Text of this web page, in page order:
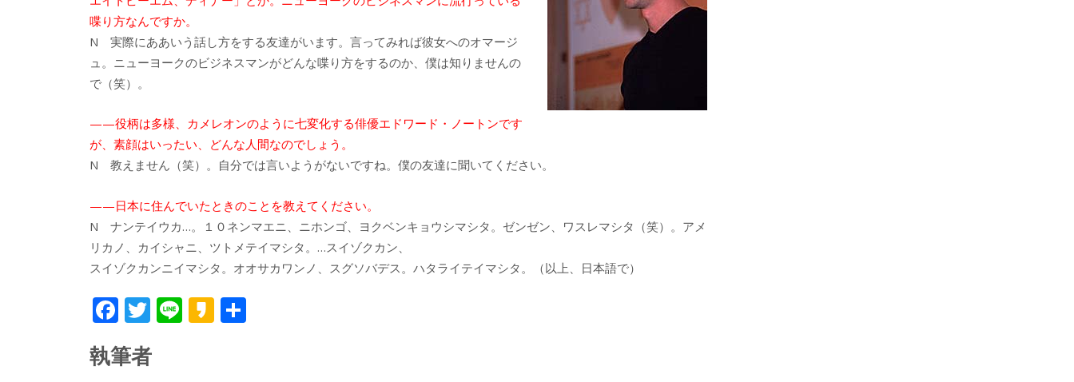
喋り方なんですか。
N 実際にああいう話し方をする友達がいます。言ってみれば彼女へのオマージ
ュ。ニューヨークのビジネスマンがどんな喋り方をするのか、僕は知りませんの
で（笑）。
——役柄は多様、カメレオンのように七変化する俳優エドワード・ノートンです
が、素顔はいったい、どんな人間なのでしょう。
N 教えません（笑）。自分では言いようがないですね。僕の友達に聞いてください。
——日本に住んでいたときのことを教えてください。
N ナンテイウカ…。１０ネンマエニ、ニホンゴ、ヨクベンキョウシマシタ。ゼンゼン、ワスレマシタ（笑）。アメ
リカノ、カイシャニ、ツトメテイマシタ。…スイゾクカン、
スイゾクカンニイマシタ。オオサカワンノ、スグソバデス。ハタライテイマシタ。（以上、日本語で）
F
e
T
itt
Li K
執筆者